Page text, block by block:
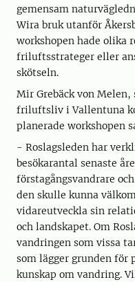
gemensam
Wira bruk utanför
workshopen hade olika
friluftsstrateger eller
skötseln.
Mir Grebäck von
friluftsliv i Vallentuna
planerade workshopen
- Roslagsleden har
besökarantal senaste
förstagångsvandrare
den skulle kunna
vidareutveckla sin
och landskapet. Om
vandringen som vissa
som lägger grunden för
kunskap om vandring.